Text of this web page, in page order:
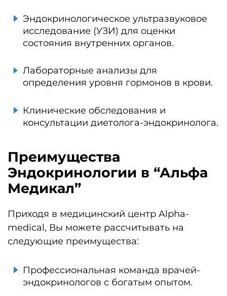
Эндокринологическое ультразвуковое
исследование (УЗИ) для оценки
состояния внутренних органов.
Лабораторные анализы для
определения уровня гормонов в крови.
Клинические обследования и
консультации диетолога-эндокринолога.
Преимущества
Эндокринологии в “Альфа
Медикал”
Приходя в медицинский центр Alpha-
medical, Вы можете рассчитывать на
следующие преимущества:
Профессиональная команда врачей-
эндокринологов с богатым опытом.